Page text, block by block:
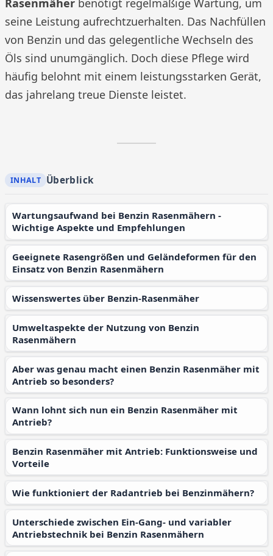
Rasenmäher benötigt regelmäßige Wartung, um
seine Leistung aufrechtzuerhalten. Das Nachfüllen
von Benzin und das gelegentliche Wechseln des
Öls sind unumgänglich. Doch diese Pflege wird
häufig belohnt mit einem leistungsstarken Gerät,
das jahrelang treue Dienste leistet.
Überblick
Wartungsaufwand bei Benzin Rasenmähern -
Wichtige Aspekte und Empfehlungen
Geeignete Rasengrößen und Geländeformen für den
Einsatz von Benzin Rasenmähern
Wissenswertes über Benzin-Rasenmäher
Umweltaspekte der Nutzung von Benzin
Rasenmähern
Aber was genau macht einen Benzin Rasenmäher mit
Antrieb so besonders?
Wann lohnt sich nun ein Benzin Rasenmäher mit
Antrieb?
Benzin Rasenmäher mit Antrieb: Funktionsweise und
Vorteile
Wie funktioniert der Radantrieb bei Benzinmähern?
Unterschiede zwischen Ein-Gang- und variabler
Antriebstechnik bei Benzin Rasenmähern